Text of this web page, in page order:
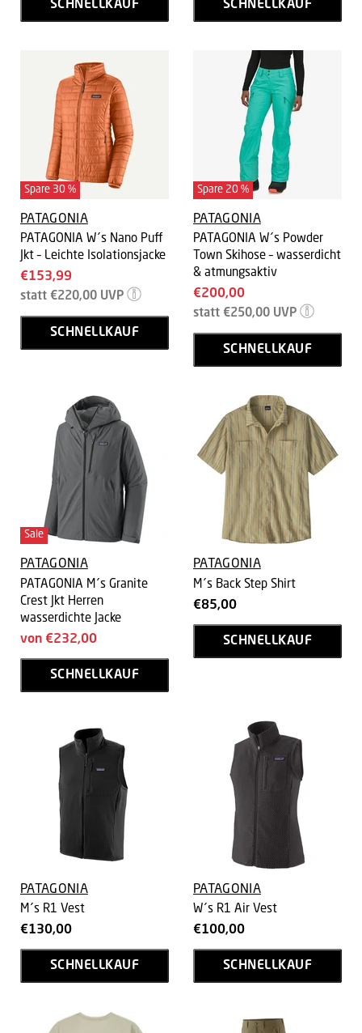
SCHNELLKAUF SCHNELLKAUF
Spare 30 %
PATAGONIA
PATAGONIA W´s Nano Puff
Jkt – Leichte Isolationsjacke
Aktueller
Preis
€153,99
Ursprünglicher
statt €220,00 UVP
SCHNELLKAUF
Spare 20 %
PATAGONIA
PATAGONIA W´s Powder
Town Skihose – wasserdicht
& atmungsaktiv
Aktueller
Preis
€200,00
Ursprünglicher
statt €250,00 UVP
SCHNELLKAUF
Sale
PATAGONIA
PATAGONIA M´s Granite
Crest Jkt Herren
wasserdichte Jacke
von €232,00
SCHNELLKAUF
PATAGONIA
M´s Back Step Shirt
€85,00
SCHNELLKAUF
PATAGONIA
M´s R1 Vest
€130,00
SCHNELLKAUF
PATAGONIA
W´s R1 Air Vest
€100,00
SCHNELLKAUF